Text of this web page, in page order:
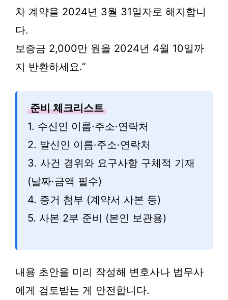
차 계약을 2024년 3월 31일자로 해지합니
다.
보증금 2,000만 원을 2024년 4월 10일까
지 반환하세요.”
준비 체크리스트
1. 수신인 이름·주소·연락처
2. 발신인 이름·주소·연락처
3. 사건 경위와 요구사항 구체적 기재
(날짜·금액 필수)
4. 증거 첨부 (계약서 사본 등)
5. 사본 2부 준비 (본인 보관용)
내용 초안을 미리 작성해 변호사나 법무사
에게 검토받는 게 안전합니다.